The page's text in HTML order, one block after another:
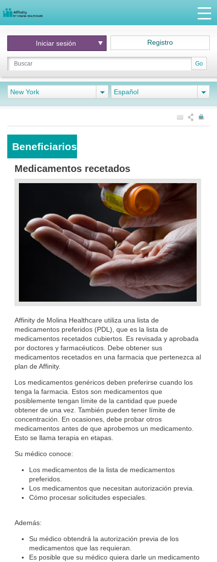
Go
Iniciar sesión Registro
New York Español
Beneficiarios
Medicamentos recetados
Affinity de Molina Healthcare utiliza una lista de
medicamentos preferidos (PDL), que es la lista de
medicamentos recetados cubiertos. Es revisada y aprobada
por doctores y farmacéuticos. Debe obtener sus
medicamentos recetados en una farmacia que pertenezca al
plan de Affinity.
Los medicamentos genéricos deben preferirse cuando los
tenga la farmacia. Estos son medicamentos que
posiblemente tengan límite de la cantidad que puede
obtener de una vez. También pueden tener límite de
concentración. En ocasiones, debe probar otros
medicamentos antes de que aprobemos un medicamento.
Esto se llama terapia en etapas.
Su médico conoce:
Los medicamentos de la lista de medicamentos
preferidos.
Los medicamentos que necesitan autorización previa.
Cómo procesar solicitudes especiales.
Además:
Su médico obtendrá la autorización previa de los
medicamentos que las requieran.
Es posible que su médico quiera darle un medicamento